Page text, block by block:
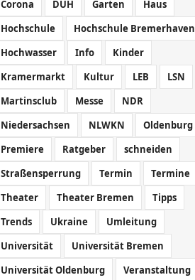
Corona
DUH Garten
Haus
Hochschule
Hochschule Bremerhaven
Hochwasser
Info
Kinder
Kramermarkt
Kultur LEB
LSN
Martinsclub
Messe
NDR
Niedersachsen
NLWKN
Oldenburg
Premiere
Ratgeber
schneiden
Straßensperrung
Termin
Termine
Theater
Theater Bremen
Tipps
Trends
Ukraine
Umleitung
Universität
Universität Bremen
Universität Oldenburg
Veranstaltung